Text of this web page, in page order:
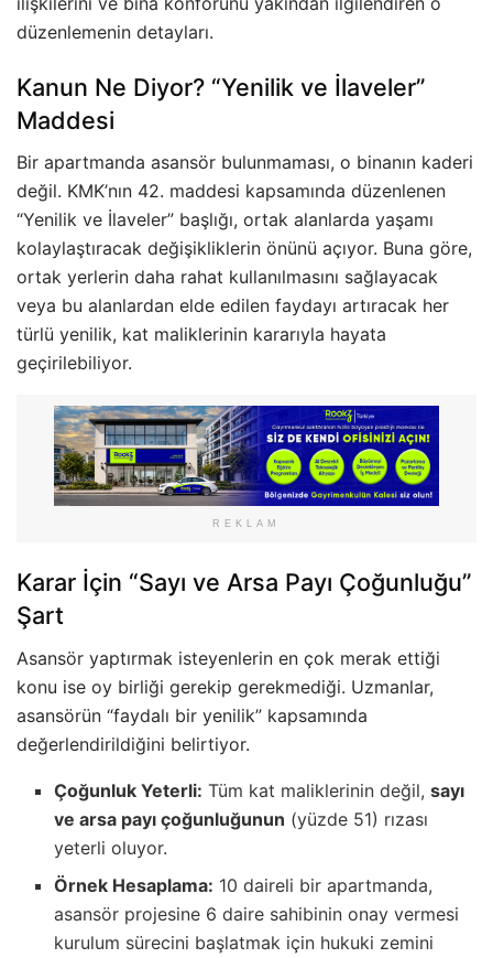
düzenlemenin detayları.
Kanun Ne Diyor? “Yenilik ve İlaveler”
Maddesi
Bir apartmanda asansör bulunmaması, o binanın kaderi
değil. KMK’nın 42. maddesi kapsamında düzenlenen
“Yenilik ve İlaveler” başlığı, ortak alanlarda yaşamı
kolaylaştıracak değişikliklerin önünü açıyor. Buna göre,
ortak yerlerin daha rahat kullanılmasını sağlayacak
veya bu alanlardan elde edilen faydayı artıracak her
türlü yenilik, kat maliklerinin kararıyla hayata
geçirilebiliyor.
REKLAM
Karar İçin “Sayı ve Arsa Payı Çoğunluğu”
Şart
Asansör yaptırmak isteyenlerin en çok merak ettiği
konu ise oy birliği gerekip gerekmediği. Uzmanlar,
asansörün “faydalı bir yenilik” kapsamında
değerlendirildiğini belirtiyor.
Çoğunluk Yeterli: Tüm kat maliklerinin değil,sayı
ve arsa payı çoğunluğunun (yüzde 51) rızası
yeterli oluyor.
Örnek Hesaplama: 10 daireli bir apartmanda,
asansör projesine 6 daire sahibinin onay vermesi
kurulum sürecini başlatmak için hukuki zemini